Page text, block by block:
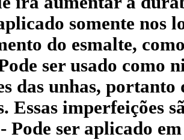
somente nos
do esmalte,
ser usado como
das unhas, portanto
Essas imperfeições
Pode ser aplicado